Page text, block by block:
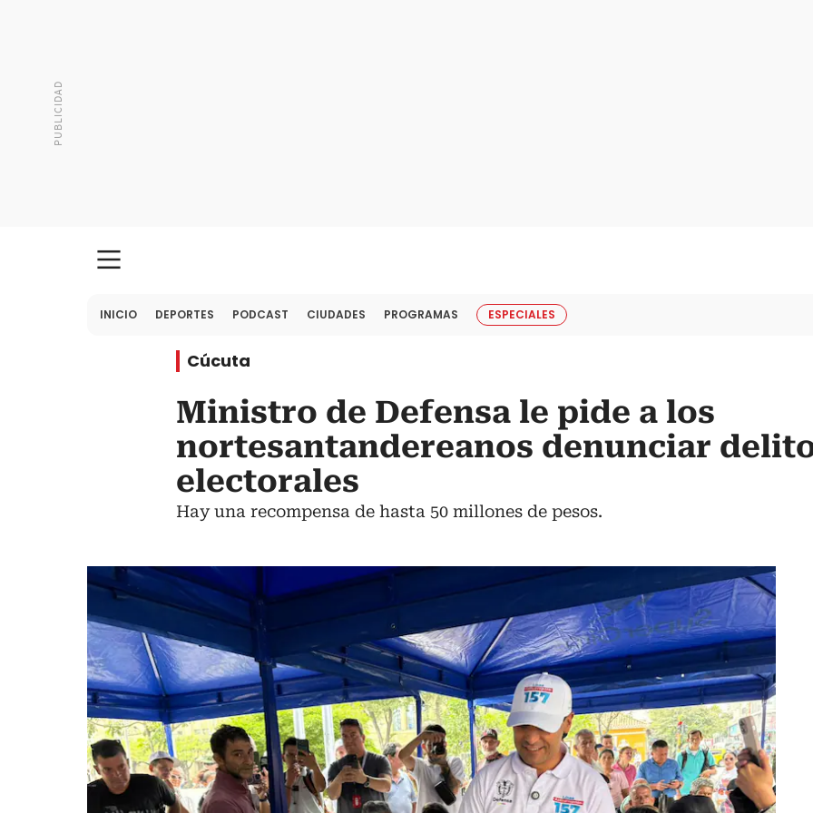
INICIO DEPORTES PODCAST CIUDADES PROGRAMAS ESPECIALES
Cúcuta
Ministro de Defensa le pide a los
nortesantandereanos denunciar
electorales
Hay una recompensa de hasta 50 millones de pesos.